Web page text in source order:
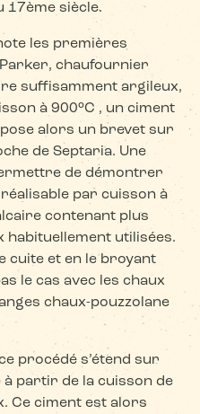
17ème siècle.
les premières
Parker, chaufournier
suffisamment argileux,
à 900°C , un ciment
alors un brevet sur
de Septaria. Une
de démontrer
par cuisson à
contenant plus
habituellement utilisées.
cuite et en le broyant
le cas avec les chaux
chaux-pouzzolane
procédé s’étend sur
à partir de la cuisson de
Ce ciment est alors